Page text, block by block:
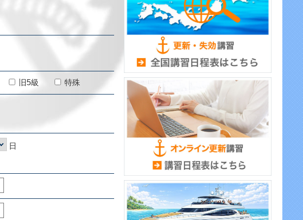
旧5級 特殊
日